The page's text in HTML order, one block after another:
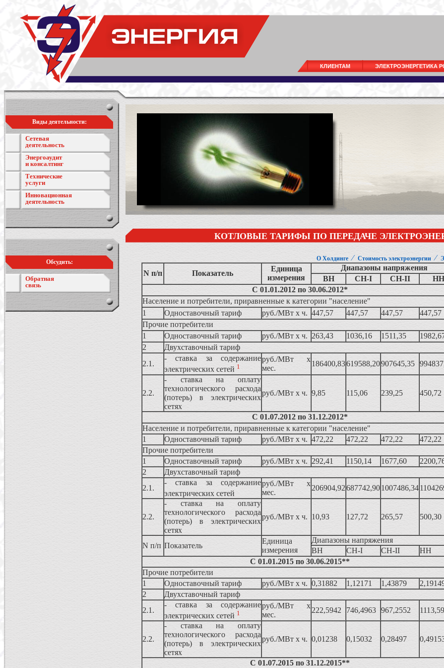
КЛИЕНТАМ ЭЛЕКТРОЭНЕРГЕТИКА
Виды деятельности:
Сетевая
деятельность
Энергоаудит
и консалтинг
Технические
услуги
Инновационная
деятельность
Обсудить:
Обратная
связь
КОТЛОВЫЕ ТАРИФЫ ПО ПЕРЕДАЧЕ
О Холдинге ⁄ Стоимость электроэнергии ⁄
N п/п
Показатель
Единица
измерения
Диапазоны напряжения
ВН
СН-I СН-II
НН
С 01.01.2012 по 30.06.2012*
Население и потребители, приравненные к категории "население"
1
Одноставочный тариф руб./МВт x ч. 447,57 447,57 447,57
447,57
Прочие потребители
1
Одноставочный тариф руб./МВт x ч. 263,43 1036,16 1511,35
2
Двухставочный тариф
2.1.
- ставка за содержание
электрических сетей 1
руб./МВт x
мес.
186400,83619588,20907645,35
2.2.
- ставка на оплату
технологического расхода
(потерь) в электрических
сетях
руб./МВт x ч. 9,85 115,06 239,25 450,72
С 01.07.2012 по 31.12.2012*
Население и потребители, приравненные к категории "население"
1
Одноставочный тариф руб./МВт x ч. 472,22 472,22 472,22
472,22
Прочие потребители
1
Одноставочный тариф руб./МВт x ч. 292,41 1150,14 1677,60
2
Двухставочный тариф
2.1.
- ставка за содержание
электрических сетей
руб./МВт x
мес.
206904,92687742,901007486,34
2.2.
- ставка на оплату
технологического расхода
(потерь) в электрических
сетях
руб./МВт x ч. 10,93 127,72 265,57 500,30
N п/п Показатель
Единица
измерения
Диапазоны напряжения
ВН
СН-I СН-II
НН
С 01.01.2015 по 30.06.2015**
Прочие потребители
1
Одноставочный тариф руб./МВт x ч. 0,31882 1,12171 1,43879
2
Двухставочный тариф
2.1.
- ставка за содержание
электрических сетей 1
руб./МВт x
мес.
222,5942 746,4963 967,2552
2.2.
- ставка на оплату
технологического расхода
(потерь) в электрических
сетях
руб./МВт x ч. 0,01238 0,15032 0,28497
С 01.07.2015 по 31.12.2015**